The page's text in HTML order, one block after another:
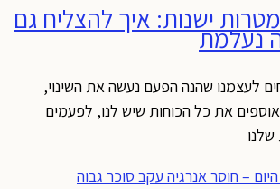
ישנות: איך להצליח גם
נעלמת
לעצמנו שהנה הפעם נעשה את השינוי,
את כל הכוחות שיש לנו, לפעמים